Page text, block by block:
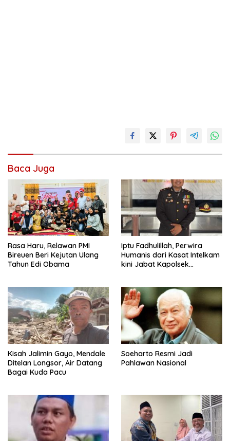
Baca Juga
Rasa Haru, Relawan PMI
Bireuen Beri Kejutan Ulang
Tahun Edi Obama
Iptu Fadhulillah, Perwira
Humanis dari Kasat Intelkam
kini Jabat Kapolsek
Kisah Jalimin Gayo, Mendale
Ditelan Longsor, Air Datang
Bagai Kuda Pacu
Soeharto Resmi Jadi
Pahlawan Nasional